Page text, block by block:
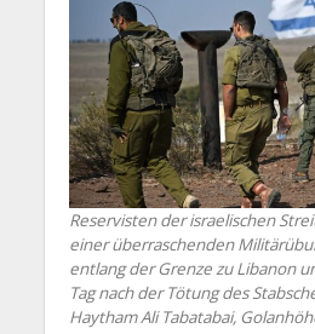
Reservisten der israelischen
einer überraschenden
entlang der Grenze zu Libanon
Tag nach der Tötung des
Haytham Ali Tabatabai,